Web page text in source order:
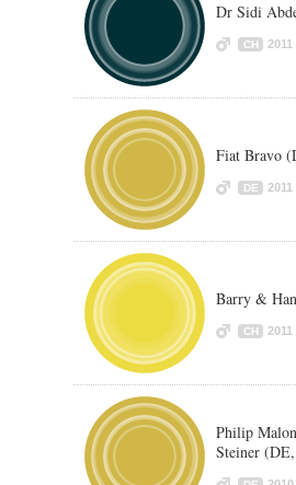
Dr Sidi
CH 2011
Fiat Bravo
DE 2011
Barry &
CH 2011
Philip
Steiner